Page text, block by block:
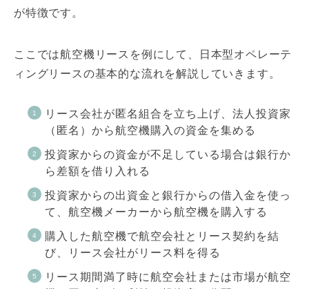
が特徴です。
ここでは航空機リースを例にして、日本型オペレーテ
ィングリースの基本的な流れを解説していきます。
リース会社が匿名組合を立ち上げ、法人投資家
（匿名）から航空機購入の資金を集める
投資家からの資金が不足している場合は銀行か
ら差額を借り入れる
投資家からの出資金と銀行からの借入金を使っ
て、航空機メーカーから航空機を購入する
購入した航空機で航空会社とリース契約を結
び、リース会社がリース料を得る
リース期間満了時に航空会社または市場が航空